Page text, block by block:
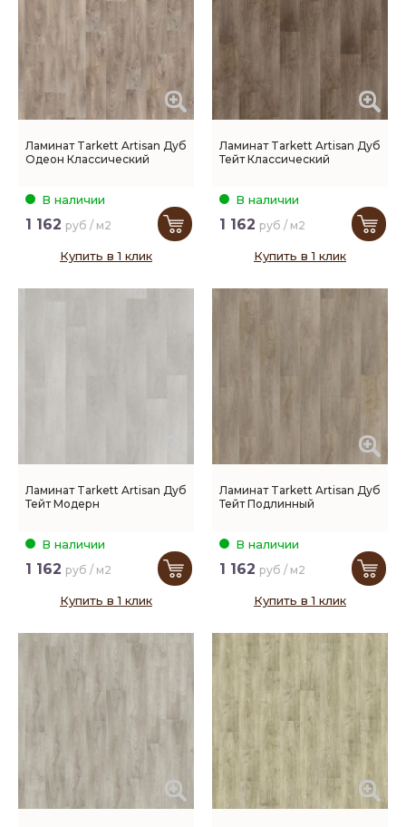
Ламинат Tarkett Artisan Дуб
Одеон Классический
В наличии
1 162 руб / м2
Купить в 1 клик
Ламинат Tarkett Artisan Дуб
Тейт Классический
В наличии
1 162 руб / м2
Купить в 1 клик
Ламинат Tarkett Artisan Дуб
Тейт Модерн
В наличии
1 162 руб / м2
Купить в 1 клик
Ламинат Tarkett Artisan Дуб
Тейт Подлинный
В наличии
1 162 руб / м2
Купить в 1 клик